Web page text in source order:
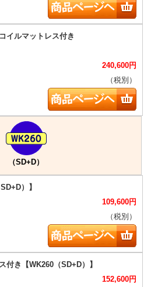
240,600円
（税別）
（SD+D）
109,600円
（税別）
152,600円